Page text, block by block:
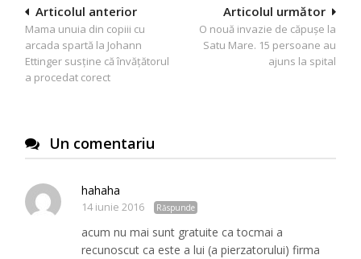
Navigare
în
articole
Articolul următor
O nouă invazie de căpuşe la
Satu Mare. 15 persoane au
ajuns la spital
Articolul anterior
Mama unuia din copiii cu
arcada spartă la Johann
Ettinger susţine că învăţătorul
a procedat corect
Un comentariu
hahaha
14 iunie 2016 Răspunde
acum nu mai sunt gratuite ca tocmai a
recunoscut ca este a lui (a pierzatorului) firma